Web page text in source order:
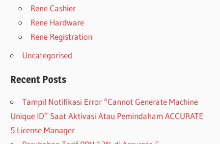
Rene Cashier
Rene Hardware
Rene Registration
Uncategorised
Recent Posts
Tampil Notifikasi Error “Cannot Generate Machine
Unique ID” Saat Aktivasi Atau Pemindaham ACCURATE
5 License Manager